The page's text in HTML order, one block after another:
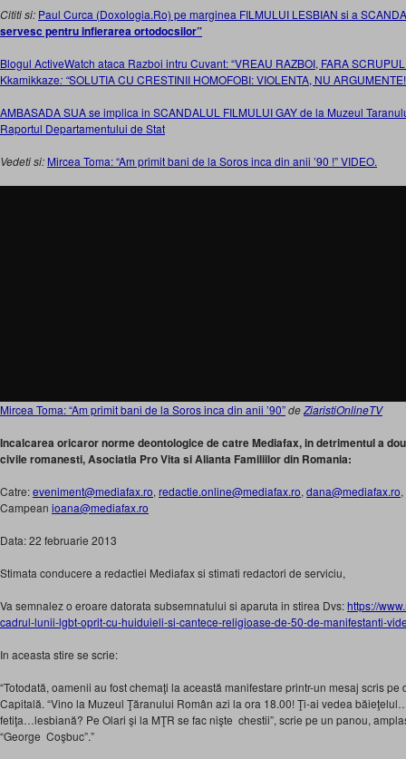
Cititi si: Paul Curca (Doxologia.Ro) pe marginea FILMULUI LESBIAN si a
servesc pentru infierarea ortodocsilor”
Blogul ActiveWatch ataca Razboi intru Cuvant:“VREAU RAZBOI, FARA
Kkamikkaze: “SOLUTIA CU CRESTINII HOMOFOBI: VIOLENTA, NU
AMBASADA SUA se implica in SCANDALUL FILMULUI GAY de la Muzeul
Raportul Departamentului de Stat
Vedeti si: Mircea Toma: “Am primit bani de la Soros inca din anii ’90 !” VIDEO.
Mircea Toma: “Am primit bani de la Soros inca din anii ’90”deZiaristiOnlineTV
Incalcarea oricaror norme deontologice de catre Mediafax, in detrimentul a
civile romanesti, Asociatia Pro Vita si Alianta Familiilor din Romania:
Catre:eveniment@mediafax.ro, redactie.online@mediafax.ro, dana@mediafax.ro,
Campean ioana@mediafax.ro
Data: 22 februarie 2013
Stimata conducere a redactiei Mediafax si stimati redactori de serviciu,
Va semnalez o eroare datorata subsemnatului si aparuta in stirea Dvs:https://
cadrul-lunii-lgbt-oprit-cu-huiduieli-si-cantece-religioase-de-50-de-manifestanti-
In aceasta stire se scrie:
“Totodată, oamenii au fost chemaţi la această manifestare printr-un mesaj scris
Capitală. “Vino la Muzeul Ţăranului Român azi la ora 18.00! Ţi-ai vedea
fetiţa…lesbiană? Pe Olari şi la MŢR se fac nişte chestii”, scrie pe un panou,
“George Coşbuc”.”